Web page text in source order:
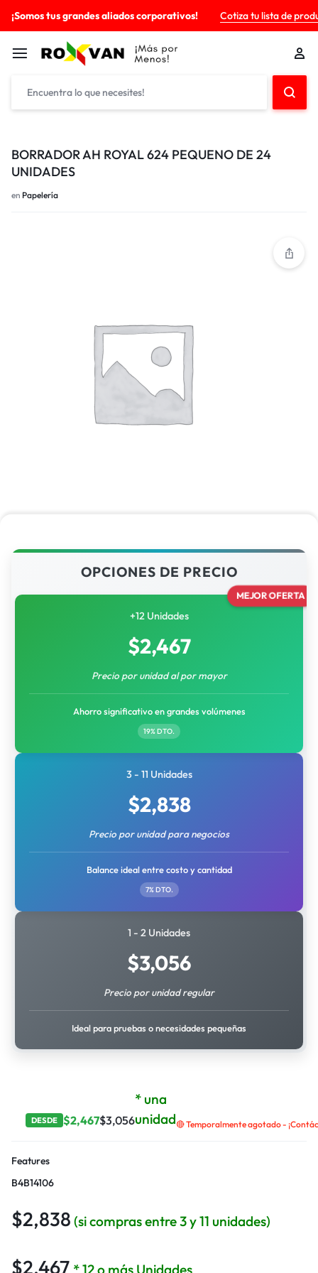
¡Somos tus grandes aliados corporativos! Cotiza tu lista de
BORRADOR AH ROYAL 624 PEQUENO DE 24
UNIDADES
en Papelería
OPCIONES DE PRECIO
MEJOR OFERTA
+12 Unidades
$2,467
Precio por unidad al por mayor
Ahorro significativo en grandes volúmenes
19% DTO.
3 - 11 Unidades
$2,838
Precio por unidad para negocios
Balance ideal entre costo y cantidad
7% DTO.
1 - 2 Unidades
$3,056
Precio por unidad regular
Ideal para pruebas o necesidades pequeñas
DESDE $2,467$3,056
* una
unidad🔴 Temporalmente agotado -
Features
B4B14106
$2,838 (si compras entre 3 y 11 unidades)
$2,467 * 12 o más Unidades